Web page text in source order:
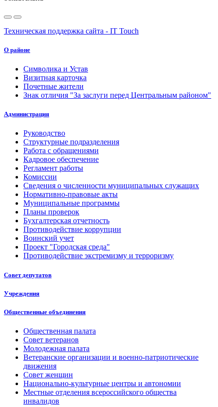
Техническая поддержка сайта - IT Touch
О районе
Символика и Устав
Визитная карточка
Почетные жители
Знак отличия "За заслуги перед Центральным районом"
Администрация
Руководство
Структурные подразделения
Работа с обращениями
Кадровое обеспечение
Регламент работы
Комиссии
Сведения о численности муниципальных служащих
Нормативно-правовые акты
Муниципальные программы
Планы проверок
Бухгалтерская отчетность
Противодействие коррупции
Воинский учет
Проект "Городская среда"
Противодействие экстремизму и терроризму
Совет депутатов
Учреждения
Общественные объединения
Общественная палата
Совет ветеранов
Молодежная палата
Ветеранские организации и военно-патриотические
движения
Совет женщин
Национально-культурные центры и автономии
Местные отделения всероссийского общества
инвалидов